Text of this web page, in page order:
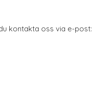
kontakta oss via e-post: